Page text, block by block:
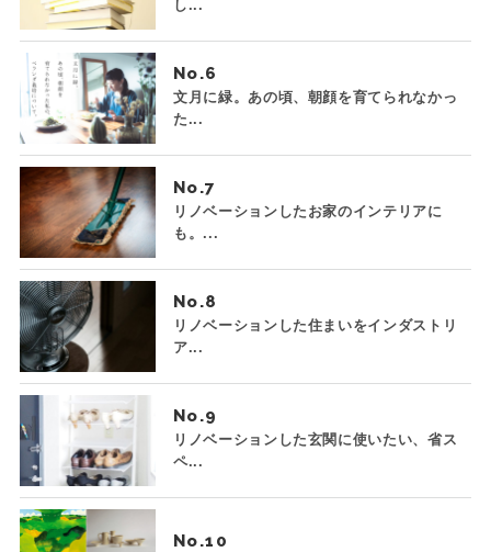
し...
No.
文月に緑。あの頃、朝顔を育てられなかっ
た...
No.
リノベーションしたお家のインテリアに
も。...
No.
リノベーションした住まいをインダストリ
ア...
No.
リノベーションした玄関に使いたい、省ス
ペ...
No.